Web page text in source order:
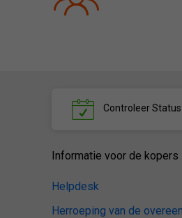
Controleer
Informatie voor de kopers
Helpdesk
Herroeping van de